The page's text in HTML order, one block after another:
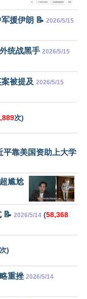
援伊朗 📝 2026/5/15
统战黑手 2026/5/15
被提及 2026/5/15
次)
平靠美国资助上大学
尴尬
📝 2026/5/14 (58,368
次)
重挫 2026/5/14